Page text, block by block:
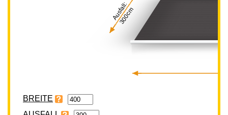
Ausfall:
300cm
BREITE